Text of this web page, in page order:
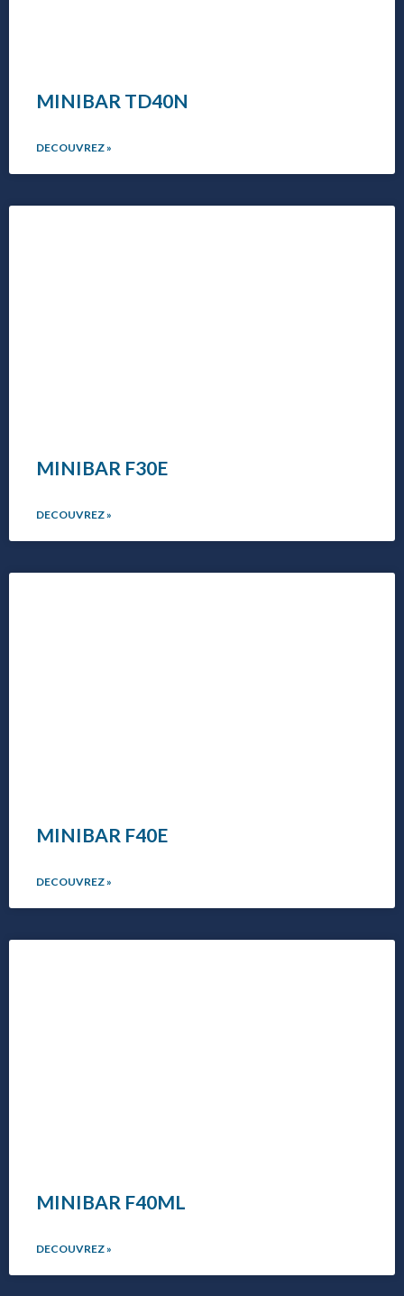
MINIBAR TD40N
DECOUVREZ »
MINIBAR F30E
DECOUVREZ »
MINIBAR F40E
DECOUVREZ »
MINIBAR F40ML
DECOUVREZ »